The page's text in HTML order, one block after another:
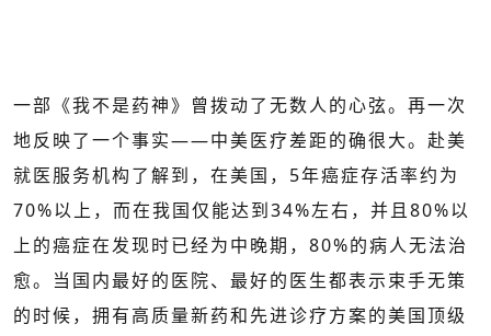
一部《我不是药神》曾拨动了无数人的心弦。再一次
地反映了一个事实——中美医疗差距的确很大。赴美
就医服务机构了解到，在美国，5年癌症存活率约为
70%以上，而在我国仅能达到34%左右，并且80%以
上的癌症在发现时已经为中晚期，80%的病人无法治
愈。当国内最好的医院、最好的医生都表示束手无策
的时候，拥有高质量新药和先进诊疗方案的美国顶级